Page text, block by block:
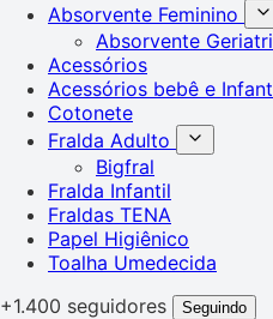
Absorvente Feminino
Absorvente
Acessórios
Acessórios bebê e
Cotonete
Fralda Adulto
Bigfral
Fralda Infantil
Fraldas TENA
Papel Higiênico
Toalha Umedecida
+1.400 seguidores
Seguindo